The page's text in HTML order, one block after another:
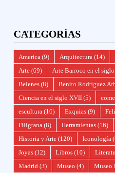
CATEGORÍAS
America (9) Arquitectura (14)
Arte (69) Arte Barroco en el
Belenes (8) Benito Rodríguez
Ciencia en el siglo XVII (5)
escultura (16) Exquias (9)
Filigrana (8) Herramientas (16)
Historia y Arte (120) Iconología
Joyas (12) Libros (10)
Madrid (3) Museo (4) Museo